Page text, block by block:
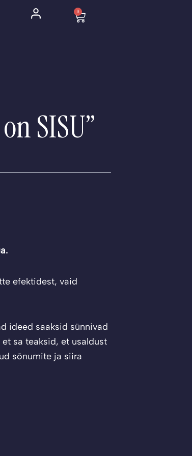
0
Cart
SISU”
efektidest, vaid
ideed saaksid sünnivad
sa teaksid, et usaldust
sõnumite ja siira